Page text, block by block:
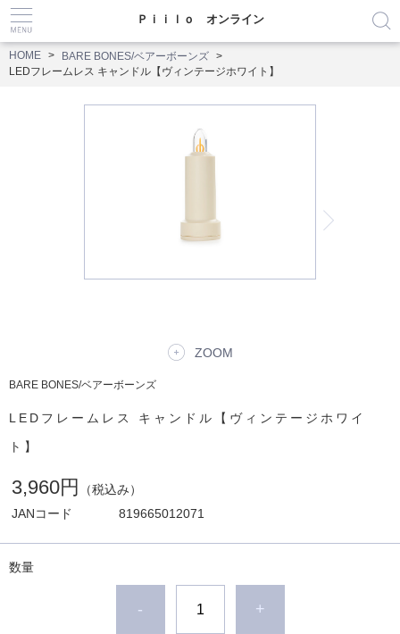
Ｐｉｉｌｏ オンライン
HOME
BARE BONES/ベアーボーンズ
LEDフレームレス キャンドル【ヴィンテージホワイト】
ZOOM
BARE BONES/ベアーボーンズ
LEDフレームレス キャンドル【ヴィンテージホワイ
ト】
3,960円
（税込み）
JANコード
819665012071
数量
- +